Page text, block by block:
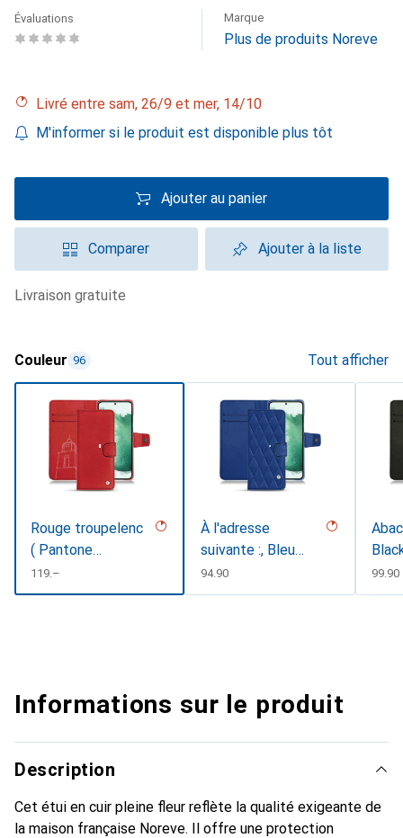
Évaluations Marque
Plus de produits Noreve
Livré entre sam, 26/9 et mer, 14/10
M'informer si le produit est disponible plus tôt
Ajouter au panier
Comparer Ajouter à la liste
livraison gratuite
Couleur 96 Tout afficher
Rouge troupelenc
( Pantone
#AB191A )
CHF
119.–
À l'adresse
suivante :, Bleu
oc&eacutecutede
nt
CHF
94.90 CHF
99.90
Informations sur le produit
Description
Cet étui en cuir pleine fleur reflète la qualité exigeante de
la maison française Noreve. Il offre une protection